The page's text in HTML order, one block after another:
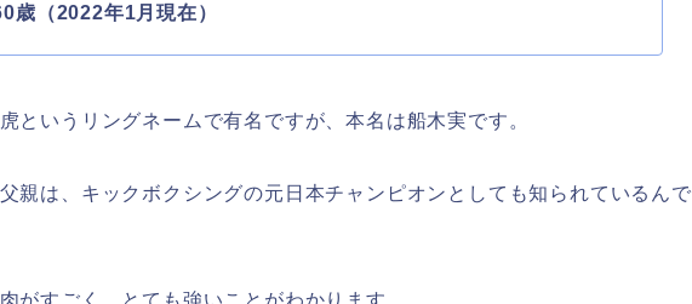
歳（2022年1月現在）
というリングネームで有名ですが、本名は船木実です。
親は、キックボクシングの元日本チャンピオンとしても知られているんで
がすごく、とても強いことがわかります。